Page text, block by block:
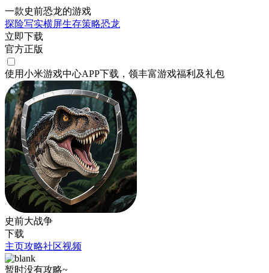
一款史前恐龙的游戏
探险写实横屏生存策略恐龙
立即下载
官方正版
使用小米游戏中心APP下载 ，领丰富游戏福利 及礼包
史前大战争
下载
主页攻略社区视频
暂时没有攻略~